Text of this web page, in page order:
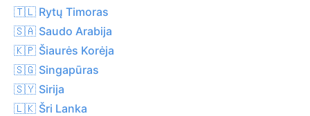
🇹🇱 Rytų Timoras
🇸🇦 Saudo Arabija
🇰🇵 Šiaurės Korėja
🇸🇬 Singapūras
🇸🇾 Sirija
🇱🇰 Šri Lanka